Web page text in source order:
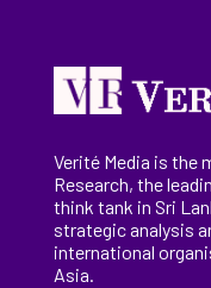
Verité Media is the
Research, the
think tank in Sri
strategic analysis
international
Asia.